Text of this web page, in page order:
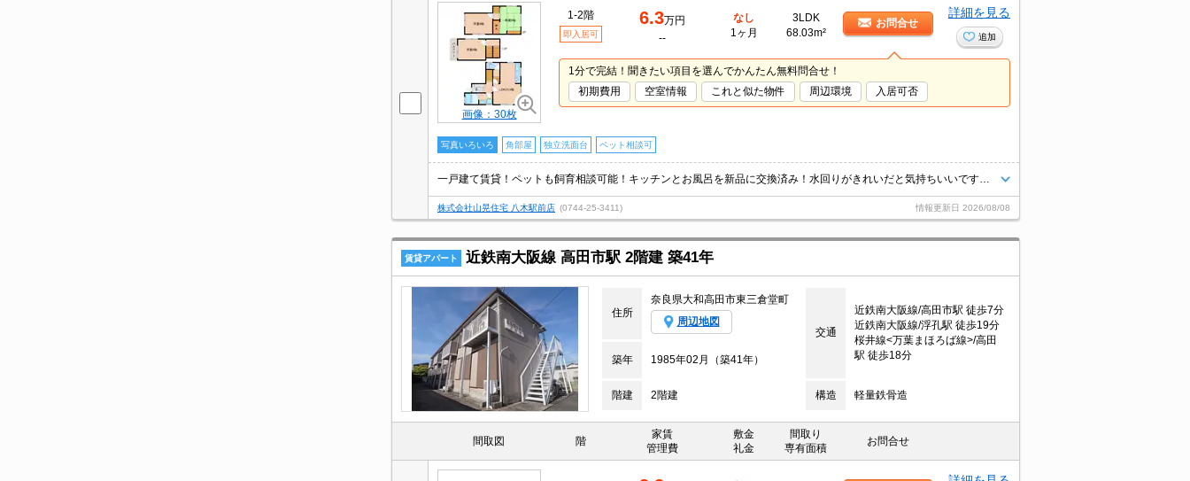
画像：30枚
1-2階
即入居可
6.3万円
--
なし
1ヶ月
3LDK
68.03m²
お問合せ
詳細を見る
追加
1分で完結！聞きたい項目を選んでかんたん無料問合せ！
初期費用
空室情報 これと似た物件 周辺環境 入居可否
写真いろいろ 角部屋 独立洗面台 ペット相談可
株式会社山晃住宅 八木駅前店 (0744-25-3411) 情報更新日 2026/08/08
賃貸アパート 近鉄南大阪線 高田市駅 2階建 築41年
住所
奈良県大和高田市東三倉堂町
周辺地図
交通
近鉄南大阪線/高田市駅 徒歩7分
近鉄南大阪線/浮孔駅 徒歩19分
桜井線<万葉まほろば線>/高田
駅 徒歩18分
築年 1985年02月（築41年）
階建 2階建 構造 軽量鉄骨造
間取図 階
家賃
管理費
敷金
礼金
間取り
専有面積
お問合せ